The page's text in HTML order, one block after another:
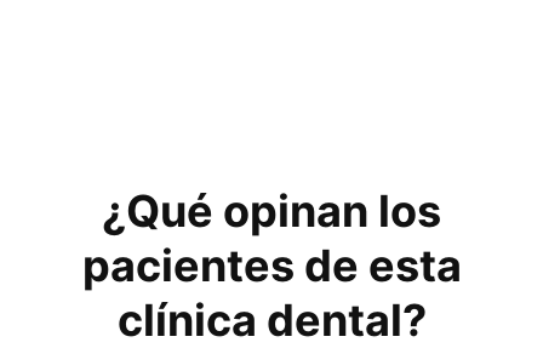
¿Qué opinan los
pacientes de esta
clínica dental?